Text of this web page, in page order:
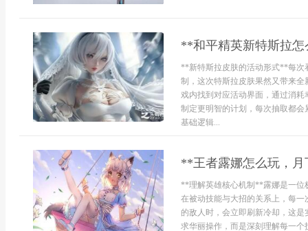
**和平精英新特斯拉
**新特斯拉皮肤的活动形式**每次
制，这次特斯拉皮肤果然又带来
戏内找到对应活动界面，通过消
制定更明智的计划，每次抽取都
基础逻辑...
**王者露娜怎么玩，
**理解英雄核心机制**露娜是一位
在被动技能与大招的关系上，每
的敌人时，会立即刷新冷却，这
求华丽操作，而是深刻理解每一